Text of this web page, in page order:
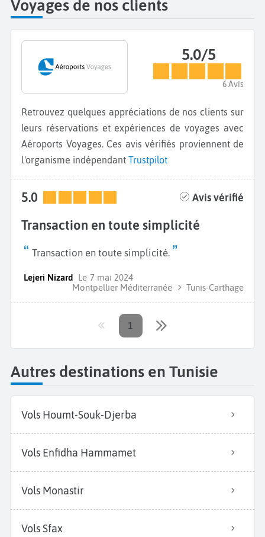
Voyages de nos clients
5.0/5
6 Avis
Retrouvez quelques appréciations de nos clients sur
leurs réservations et expériences de voyages avec
Aéroports Voyages. Ces avis vérifiés proviennent de
l'organisme indépendant Trustpilot
5.0 Avis vérifié
Transaction en toute simplicité
Transaction en toute simplicité.
Lejeri Nizard Le 7 mai 2024
Montpellier Méditerranée
Tunis-Carthage
1
Autres destinations en Tunisie
Vols Houmt-Souk-Djerba
Vols Enfidha Hammamet
Vols Monastir
Vols Sfax